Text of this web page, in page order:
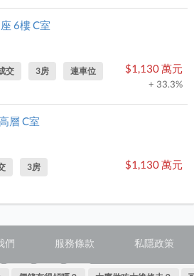
6樓 C室
交 3房 連車位 $1,130 萬元
+ 33.3%
層 C室
3房 $1,130 萬元
們 服務條款 私隱政策